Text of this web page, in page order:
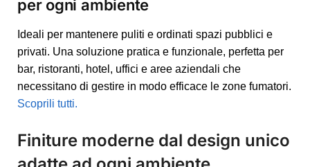
per ogni ambiente
Ideali per mantenere puliti e ordinati spazi pubblici e
privati. Una soluzione pratica e funzionale, perfetta per
bar, ristoranti, hotel, uffici e aree aziendali che
necessitano di gestire in modo efficace le zone fumatori.
Scoprili tutti.
Finiture moderne dal design unico